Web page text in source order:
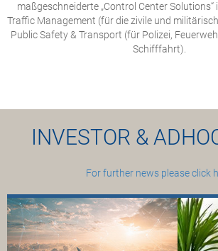
maßgeschneiderte „Control Center Solutions“
Traffic Management (für die zivile und
Public Safety & Transport (für Polizei,
Schifffahrt).
INVESTOR &
For further news please click